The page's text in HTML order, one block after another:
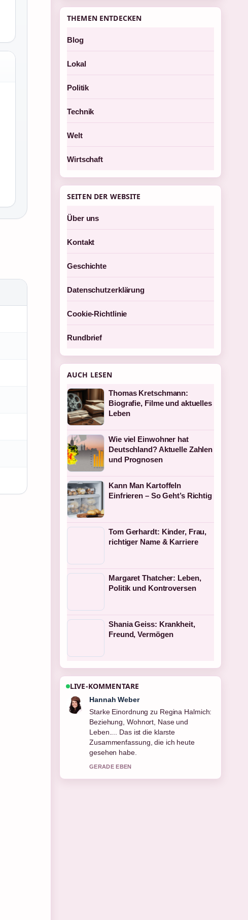
THEMEN ENTDECKEN
Blog
Lokal
Politik
Technik
Welt
Wirtschaft
SEITEN DER WEBSITE
Über uns
Kontakt
Geschichte
Datenschutzerklärung
Cookie-Richtlinie
Rundbrief
AUCH LESEN
Thomas Kretschmann:
Biografie, Filme und aktuelles
Leben
Wie viel Einwohner hat
Deutschland? Aktuelle Zahlen
und Prognosen
Kann Man Kartoffeln
Einfrieren – So Geht’s Richtig
Tom Gerhardt: Kinder, Frau,
richtiger Name & Karriere
Margaret Thatcher: Leben,
Politik und Kontroversen
Shania Geiss: Krankheit,
Freund, Vermögen
LIVE-KOMMENTARE
Tim Vogel
Verfolge Alexander Gerst: Leben,
Karriere und Gehalt des... genau –
schaetze den ausgewogenen Ton hier.
3 MIN ZUVOR